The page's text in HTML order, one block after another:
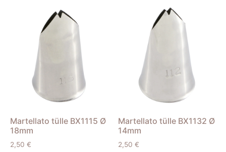
Martellato tülle BX1115 Ø
18mm
2,50 €
Martellato tülle BX1132 Ø
14mm
2,50 €